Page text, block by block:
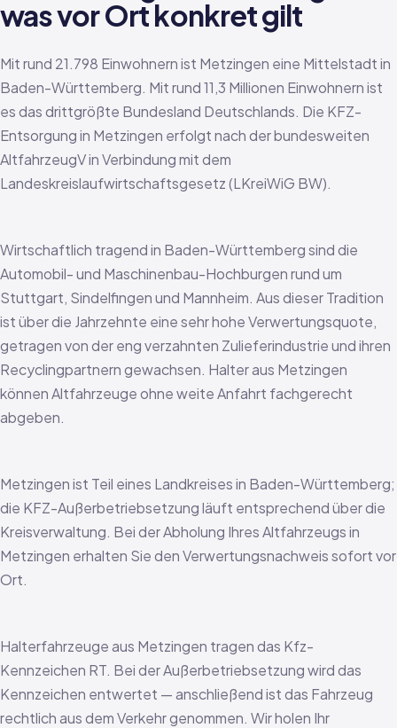
was vor Ort konkret gilt
Mit rund 21.798 Einwohnern ist Metzingen eine Mittelstadt in
Baden-Württemberg. Mit rund 11,3 Millionen Einwohnern ist
es das drittgrößte Bundesland Deutschlands. Die KFZ-
Entsorgung in Metzingen erfolgt nach der bundesweiten
AltfahrzeugV in Verbindung mit dem
Landeskreislaufwirtschaftsgesetz (LKreiWiG BW).
Wirtschaftlich tragend in Baden-Württemberg sind die
Automobil- und Maschinenbau-Hochburgen rund um
Stuttgart, Sindelfingen und Mannheim. Aus dieser Tradition
ist über die Jahrzehnte eine sehr hohe Verwertungsquote,
getragen von der eng verzahnten Zulieferindustrie und ihren
Recyclingpartnern gewachsen. Halter aus Metzingen
können Altfahrzeuge ohne weite Anfahrt fachgerecht
abgeben.
Metzingen ist Teil eines Landkreises in Baden-Württemberg;
die KFZ-Außerbetriebsetzung läuft entsprechend über die
Kreisverwaltung. Bei der Abholung Ihres Altfahrzeugs in
Metzingen erhalten Sie den Verwertungsnachweis sofort vor
Ort.
Halterfahrzeuge aus Metzingen tragen das Kfz-
Kennzeichen RT. Bei der Außerbetriebsetzung wird das
Kennzeichen entwertet — anschließend ist das Fahrzeug
rechtlich aus dem Verkehr genommen. Wir holen Ihr